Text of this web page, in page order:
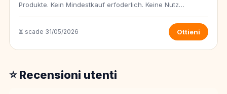
Produkte. Kein Mindestkauf erfoderlich. Keine Nutz…
⏳ scade 31/05/2026 Ottieni
⭐ Recensioni utenti